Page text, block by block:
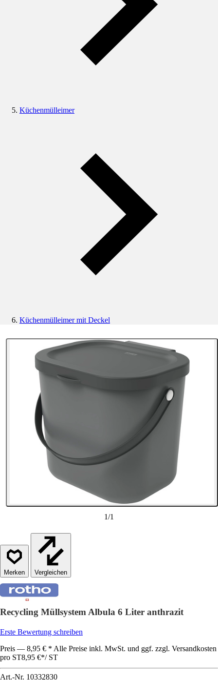
Küchenmülleimer
Küchenmülleimer mit Deckel
1/1
Vergleichen
Recycling Müllsystem Albula 6 Liter anthrazit
Erste Bewertung schreiben
Preis — 8,95 € * Alle Preise inkl. MwSt. und ggf. zzgl. Versandkosten
pro ST8,95 €*/ ST
Art.-Nr. 10332830